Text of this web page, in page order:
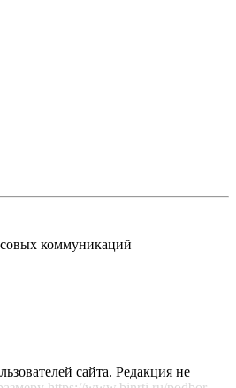
коммуникаций
сайта. Редакция не